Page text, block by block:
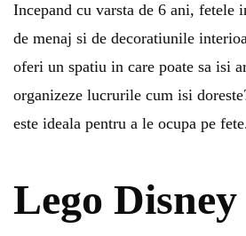
Incepand cu varsta de 6 ani, fetele
de menaj si de decoratiunile
oferi un spatiu in care poate sa isi
organizeze lucrurile cum isi
este ideala pentru a le ocupa pe
Lego Disney